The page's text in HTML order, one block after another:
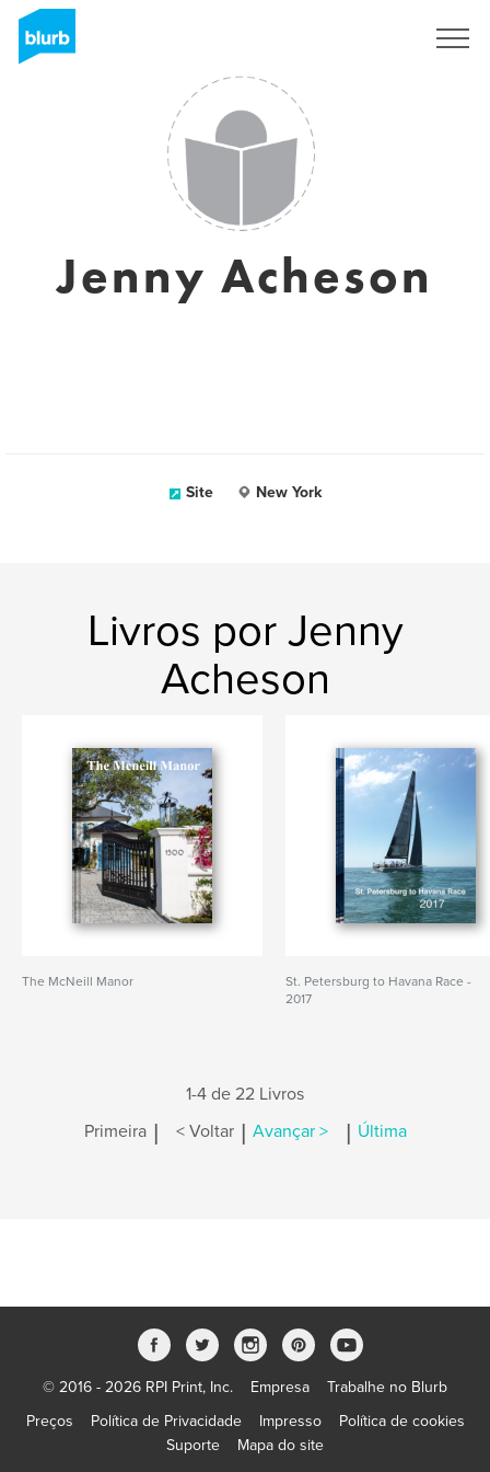
Jenny Acheson
Site New York
Livros por Jenny
Acheson
The McNeill Manor
St. Petersburg to Havana Race -
2017
1-4 de 22 Livros
Primeira | < Voltar | Avançar > | Última
© 2016 - 2026 RPI Print, Inc. Empresa
Trabalhe no Blurb
Preços
Política de Privacidade Impresso
Política de cookies
Suporte
Mapa do site